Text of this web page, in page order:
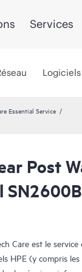
Services
Logiciels
Essential Service
Post
Care est le
HPE (y compris